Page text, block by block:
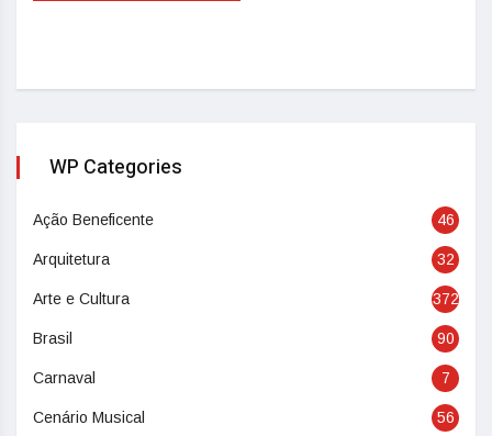
WP Categories
Ação Beneficente 46
Arquitetura 32
Arte e Cultura 372
Brasil 90
Carnaval 7
Cenário Musical 56